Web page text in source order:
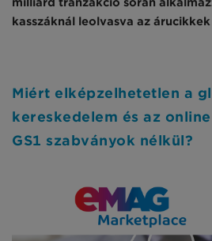
kasszáknál leolvasva az
Miért elképzelhetetlen a
kereskedelem és az
GS1 szabványok nélkül?